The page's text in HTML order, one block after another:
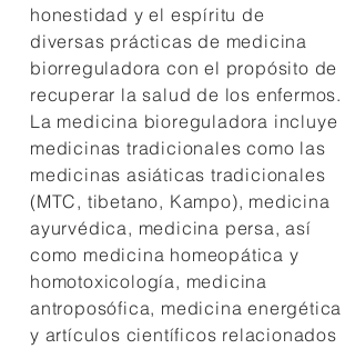
honestidad y el espíritu de
diversas prácticas de medicina
biorreguladora con el propósito de
recuperar la salud de los enfermos.
La medicina bioreguladora incluye
medicinas tradicionales como las
medicinas asiáticas tradicionales
(MTC, tibetano, Kampo), medicina
ayurvédica, medicina persa, así
como medicina homeopática y
homotoxicología, medicina
antroposófica, medicina energética
y artículos científicos relacionados